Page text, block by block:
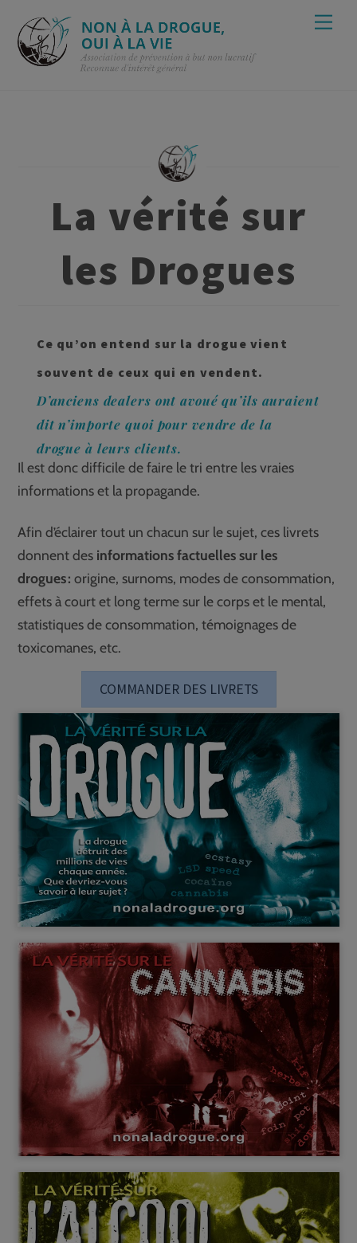
content
La vérité sur
les Drogues
Ce qu’on entend sur la drogue vient
souvent de ceux qui en vendent.
D’anciens dealers ont avoué qu’ils auraient
dit n’importe quoi pour vendre de la
drogue à leurs clients.
Il est donc difficile de faire le tri entre les vraies
informations et la propagande.
Afin d’éclairer tout un chacun sur le sujet, ces livrets
donnent des informations factuelles sur les
drogues : origine, surnoms, modes de consommation,
effets à court et long terme sur le corps et le mental,
statistiques de consommation, témoignages de
toxicomanes, etc.
COMMANDER DES LIVRETS